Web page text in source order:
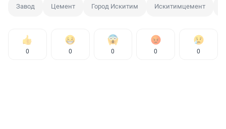
Завод Цемент Город Искитим Искитимцемент
0 0 0 0 0